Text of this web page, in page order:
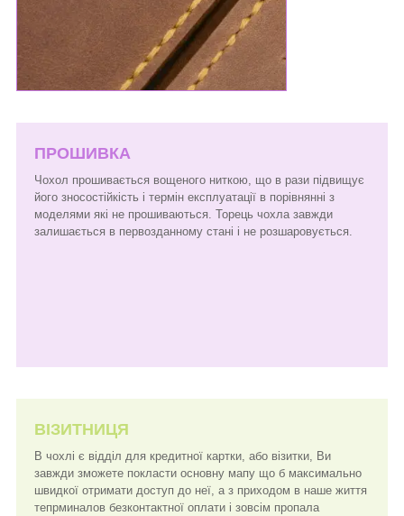
ПРОШИВКА
Чохол прошивається вощеного ниткою, що в рази підвищує
його зносостійкість і термін експлуатації в порівнянні з
моделями які не прошиваються. Торець чохла завжди
залишається в первозданному стані і не розшаровується.
ВІЗИТНИЦЯ
В чохлі є відділ для кредитної картки, або візитки, Ви
завжди зможете покласти основну мапу що б максимально
швидкої отримати доступ до неї, а з приходом в наше життя
тепрминалов безконтактної оплати і зовсім пропала